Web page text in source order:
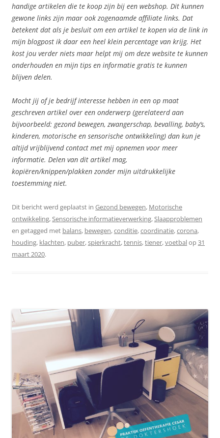
handige artikelen die te koop zijn bij een webshop. Dit kunnen
gewone links zijn maar ook zogenaamde affiliate links. Dat
betekent dat als je besluit om een artikel te kopen via de link in
mijn blogpost ik daar een heel klein percentage van krijg. Het
kost jou verder niets maar helpt mij om deze website te kunnen
onderhouden en mijn tips en informatie gratis te kunnen
blijven delen.
Mocht jij of je bedrijf interesse hebben in een op maat
geschreven artikel over een onderwerp (gerelateerd aan
bijvoorbeeld: gezond bewegen, zwangerschap, bevalling, baby’s,
kinderen, motorische en sensorische ontwikkeling) dan kun je
altijd vrijblijvend contact met mij opnemen voor meer
informatie. Delen van dit artikel mag,
kopiëren/knippen/plakken zonder mijn uitdrukkelijke
toestemming niet.
Dit bericht werd geplaatst in Gezond bewegen, Motorische
ontwikkeling,Sensorische informatieverwerking,Slaapproblemen
en getagged met balans, bewegen,conditie,coordinatie,corona,
houding, klachten, puber,spierkracht,tennis,tiener,voetbalop31
maart 2020.